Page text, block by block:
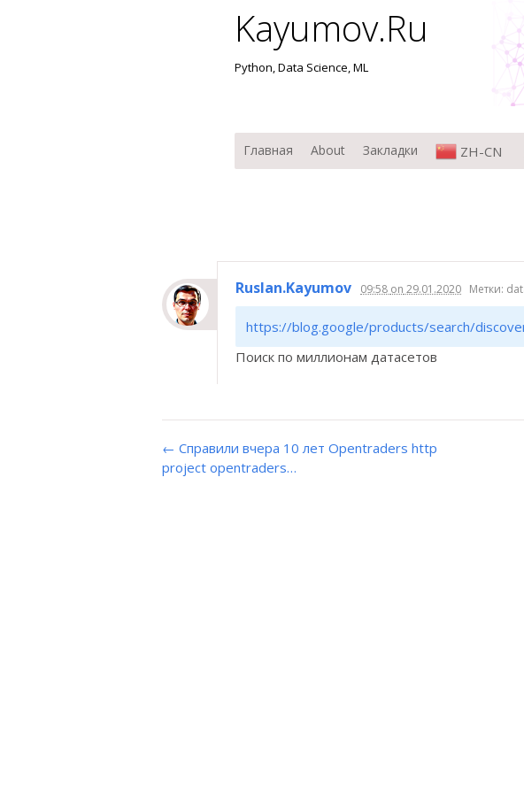
Kayumov.Ru
Python, Data Science, ML
Меню
Перейти к содержимому
Главная About Закладки ZH-CN
Ruslan.Kayumov 09:58 on 29.01.2020 Метки:
https://blog.google/products/search/
Поиск по миллионам датасетов
← Справили вчера 10 лет Opentraders http
project opentraders…